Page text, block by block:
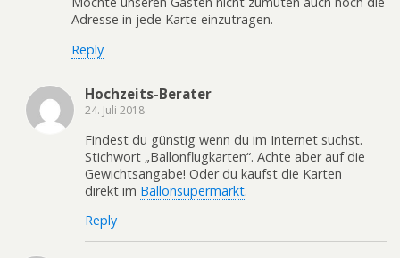
Adresse in jede Karte einzutragen.
Reply
Hochzeits-Berater
24. Juli 2018
Findest du günstig wenn du im Internet suchst.
Stichwort „Ballonflugkarten“. Achte aber auf die
Gewichtsangabe! Oder du kaufst die Karten
direkt im Ballonsupermarkt.
Reply